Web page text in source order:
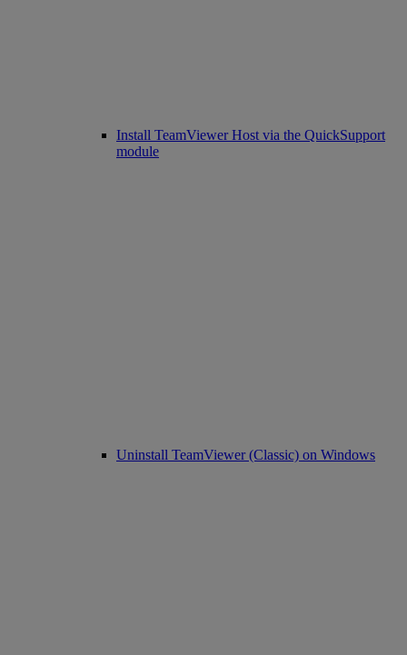
Install TeamViewer Host via the QuickSupport
module
Uninstall TeamViewer (Classic) on Windows